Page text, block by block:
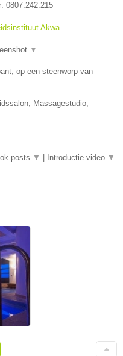
0807.242.215
Akwa
▼
op een steenworp van
Massagestudio,
posts ▼ Introductie video ▼